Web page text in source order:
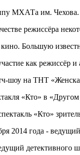
МХАТа им. Чехова.
режиссёра
кино. Большую
как режиссёр
шоу на ТНТ
«Кто» в «Другом
«Кто»
2014 года -
детективного